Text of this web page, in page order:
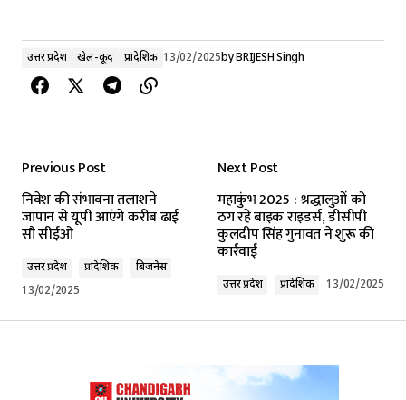
उत्तर प्रदेश खेल-कूद प्रादेशिक 13/02/2025byBRIJESH Singh
Previous Post
निवेश की संभावना तलाशने
जापान से यूपी आएंगे करीब ढाई
सौ सीईओ
उत्तर प्रदेश प्रादेशिक
बिजनेस
13/02/2025
Next Post
महाकुंभ 2025 : श्रद्धालुओं को
ठग रहे बाइक राइडर्स, डीसीपी
कुलदीप सिंह गुनावत ने शुरू की
कार्रवाई
उत्तर प्रदेश प्रादेशिक 13/02/2025